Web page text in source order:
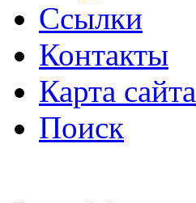
Ссылки
Контакты
Карта сайта
Поиск